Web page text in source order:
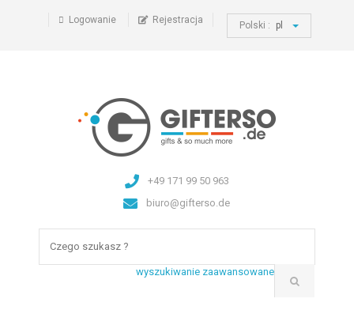
Logowanie Rejestracja Polski : pl
+49 171 99 50 963
biuro@gifterso.de
wyszukiwanie zaawansowane